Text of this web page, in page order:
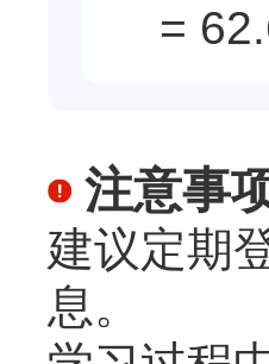
=
注意事
建议定期
息。